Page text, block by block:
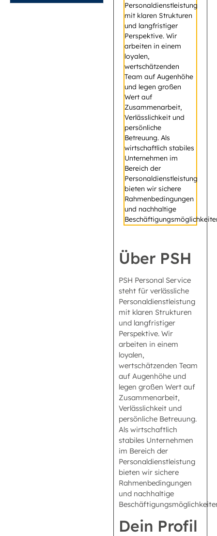
Personaldienstleistung
mit klaren Strukturen
und langfristiger
Perspektive. Wir
arbeiten in einem
loyalen,
wertschätzenden
Team auf Augenhöhe
und legen großen
Wert auf
Zusammenarbeit,
Verlässlichkeit und
persönliche
Betreuung. Als
wirtschaftlich stabiles
Unternehmen im
Bereich der
Personaldienstleistung
bieten wir sichere
Rahmenbedingungen
und nachhaltige
Über PSH
PSH Personal Service
steht für verlässliche
Personaldienstleistung
mit klaren Strukturen
und langfristiger
Perspektive. Wir
arbeiten in einem
loyalen,
wertschätzenden Team
auf Augenhöhe und
legen großen Wert auf
Zusammenarbeit,
Verlässlichkeit und
persönliche Betreuung.
Als wirtschaftlich
stabiles Unternehmen
im Bereich der
Personaldienstleistung
bieten wir sichere
Rahmenbedingungen
und nachhaltige
Dein Profil